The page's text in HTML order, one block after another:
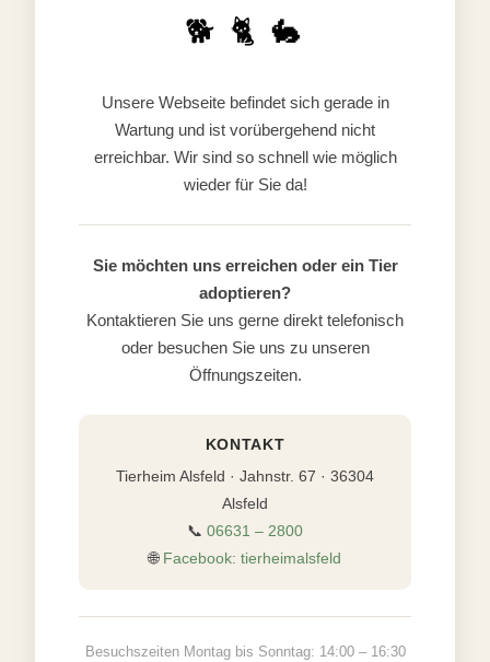
🐕 🐈 🐇
Unsere Webseite befindet sich gerade in
Wartung und ist vorübergehend nicht
erreichbar. Wir sind so schnell wie möglich
wieder für Sie da!
Sie möchten uns erreichen oder ein Tier
adoptieren?
Kontaktieren Sie uns gerne direkt telefonisch
oder besuchen Sie uns zu unseren
Öffnungszeiten.
KONTAKT
Tierheim Alsfeld · Jahnstr. 67 · 36304
Alsfeld
📞 06631 – 2800
🌐 Facebook: tierheimalsfeld
Besuchszeiten Montag bis Sonntag: 14:00 – 16:30